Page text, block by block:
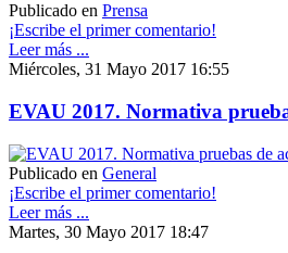
Publicado en Prensa
¡Escribe el primer comentario!
Leer más ...
Miércoles, 31 Mayo 2017 16:55
EVAU 2017. Normativa
Publicado en General
¡Escribe el primer comentario!
Leer más ...
Martes, 30 Mayo 2017 18:47